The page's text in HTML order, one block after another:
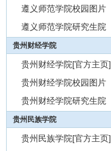
遵义师范学院校园图片
遵义师范学院研究生院
贵州财经学院
贵州财经学院[官方主页]
贵州财经学院校园图片
贵州财经学院研究生院
贵州民族学院
贵州民族学院[官方主页]